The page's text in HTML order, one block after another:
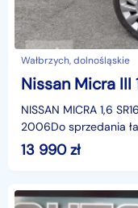
Wałbrzych, dolnośląskie
Nissan Micra III
NISSAN MICRA 1,6
2006Do sprzedania
wersji 160SR z roku
13 990zł